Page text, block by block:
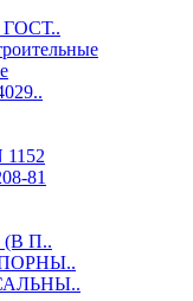
81
П..